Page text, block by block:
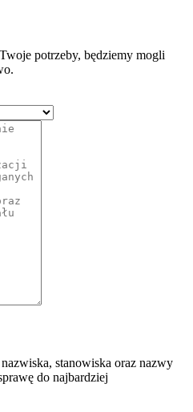
potrzeby, będziemy mogli
stanowiska oraz nazwy
do najbardziej